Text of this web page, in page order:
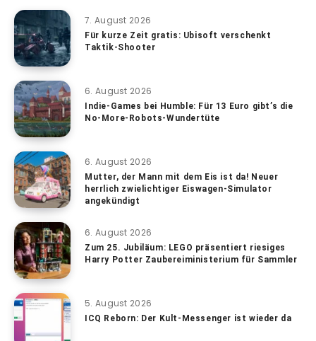
7. August 2026
Für kurze Zeit gratis: Ubisoft verschenkt
Taktik-Shooter
6. August 2026
Indie-Games bei Humble: Für 13 Euro gibt’s die
No-More-Robots-Wundertüte
6. August 2026
Mutter, der Mann mit dem Eis ist da! Neuer
herrlich zwielichtiger Eiswagen-Simulator
angekündigt
6. August 2026
Zum 25. Jubiläum: LEGO präsentiert riesiges
Harry Potter Zaubereiministerium für Sammler
5. August 2026
ICQ Reborn: Der Kult-Messenger ist wieder da